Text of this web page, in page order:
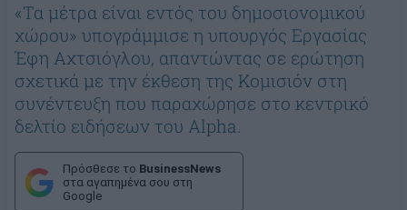
«Τα μέτρα είναι εντός του δημοσιονομικού
χώρου» υπογράμμισε η υπουργός Εργασίας
Έφη Αχτσιόγλου, απαντώντας σε ερώτηση
σχετικά με την έκθεση της Κομισιόν στη
συνέντευξη που παραχώρησε στο κεντρικό
δελτίο ειδήσεων του Alpha.
Πρόσθεσε το BusinessNews
στα αγαπημένα σου στη
Google